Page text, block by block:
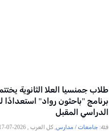
طلاب جمنسيا العلا الثانوية
برنامج "باحثون رواد" استعدادًا
الدراسي المقبل
فئة: جامعات / مدارس, كل العرب , 2026-07-17 17:22:57